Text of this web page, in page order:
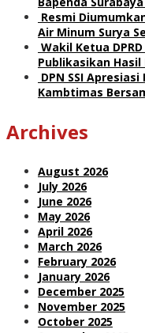
Resmi
Air Minum Surya
Wakil Ketua
Publikasikan
DPN SSI
Kambtimas
Archives
August 2026
July 2026
June 2026
May 2026
April 2026
March 2026
February 2026
January 2026
December 2025
November 2025
October 2025